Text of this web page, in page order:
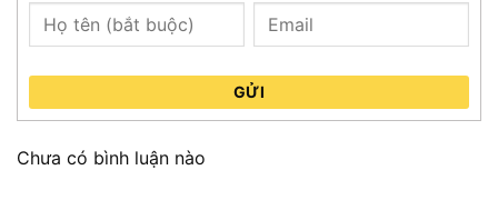
GỬI
Chưa có bình luận nào